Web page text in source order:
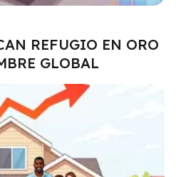
REFUGIO EN ORO
GLOBAL